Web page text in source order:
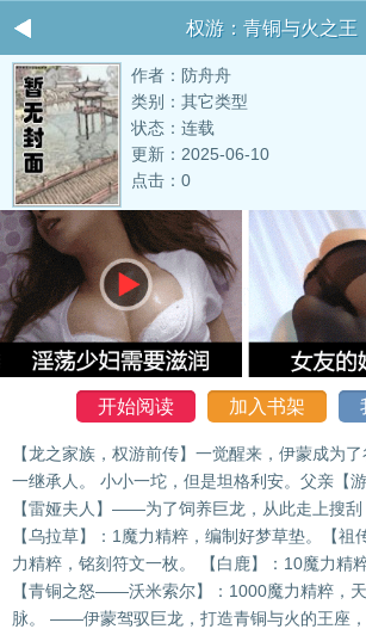
权游：青铜与火之王
作者：防舟舟
类别：其它类型
状态：连载
更新：2025-06-10
点击：0
开始阅读 加入书架
【龙之家族，权游前传】一觉醒来，伊蒙成为
一继承人。 小小一坨，但是坦格利安。父亲
【雷娅夫人】——为了饲养巨龙，从此走上搜刮
【乌拉草】：1魔力精粹，编制好梦草垫。【祖
力精粹，铭刻符文一枚。 【白鹿】：10魔力精
【青铜之怒——沃米索尔】：1000魔力精粹，
脉。 ——伊蒙驾驭巨龙，打造青铜与火的王座